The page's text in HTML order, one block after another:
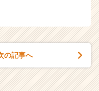
の記事へ